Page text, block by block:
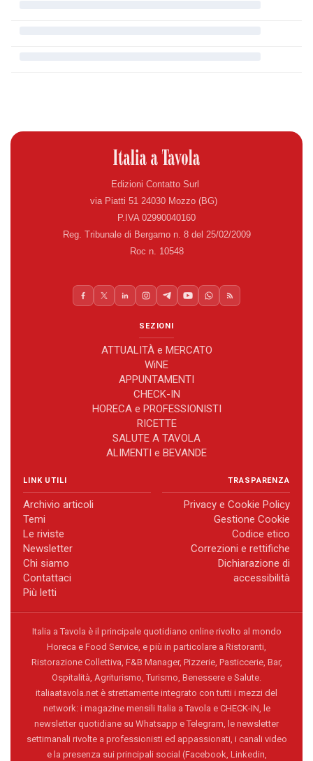
Edizioni Contatto Surl
via Piatti 51 24030 Mozzo (BG)
P.IVA 02990040160
Reg. Tribunale di Bergamo n. 8 del 25/02/2009
Roc n. 10548
SEZIONI
ATTUALITÀ e MERCATO
WiNE
APPUNTAMENTI
CHECK-IN
HORECA e PROFESSIONISTI
RICETTE
SALUTE A TAVOLA
ALIMENTI e BEVANDE
LINK UTILI
Archivio articoli
Temi
Le riviste
Newsletter
Chi siamo
Contattaci
Più letti
TRASPARENZA
Privacy e Cookie Policy
Gestione Cookie
Codice etico
Correzioni e rettifiche
Dichiarazione di
accessibilità
Italia a Tavola è il principale quotidiano online rivolto al mondo
Horeca e Food Service, e più in particolare a Ristoranti,
Ristorazione Collettiva, F&B Manager, Pizzerie, Pasticcerie, Bar,
Ospitalità, Agriturismo, Turismo, Benessere e Salute.
italiaatavola.net è strettamente integrato con tutti i mezzi del
network: i magazine mensili Italia a Tavola e CHECK-IN, le
newsletter quotidiane su Whatsapp e Telegram, le newsletter
settimanali rivolte a professionisti ed appassionati, i canali video
e la presenza sui principali social (Facebook, Linkedin,